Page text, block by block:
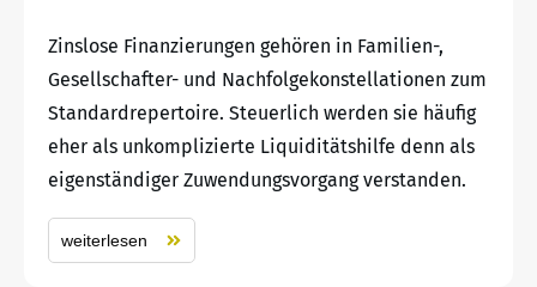
Zinslose Finanzierungen gehören in Familien-,
Gesellschafter- und Nachfolgekonstellationen zum
Standardrepertoire. Steuerlich werden sie häufig
eher als unkomplizierte Liquiditätshilfe denn als
eigenständiger Zuwendungsvorgang verstanden.
weiterlesen